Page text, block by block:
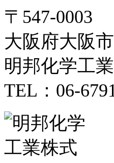
〒547-0003
大阪府大阪
明邦化学工
TEL：06-